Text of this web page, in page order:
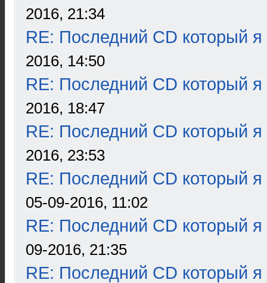
2016, 21:34
RE: Последний CD который я
2016, 14:50
RE: Последний CD который я
2016, 18:47
RE: Последний CD который я
2016, 23:53
RE: Последний CD который я
05-09-2016, 11:02
RE: Последний CD который я
09-2016, 21:35
RE: Последний CD который я